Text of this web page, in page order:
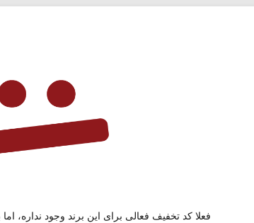
فعلا کد تخفیف فعالی برای این برند وجود نداره،